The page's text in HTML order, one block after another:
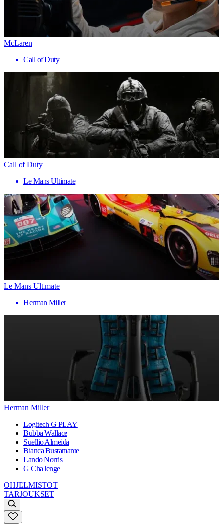
McLaren
Call of Duty
Call of Duty
Le Mans Ultimate
Le Mans Ultimate
Herman Miller
Herman Miller
Logitech G PLAY
Bubba Wallace
Suellio Almeida
Bianca Bustamante
Lando Norris
G Challenge
OHJELMISTOT
TARJOUKSET